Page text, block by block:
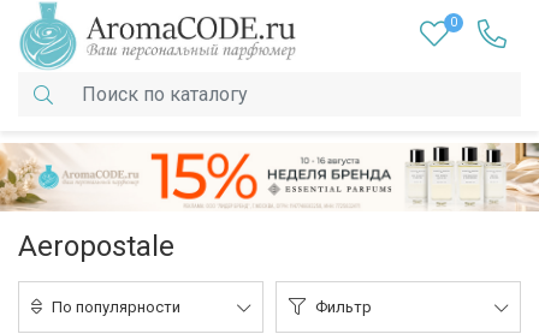
0
Aeropostale
По популярности Фильтр